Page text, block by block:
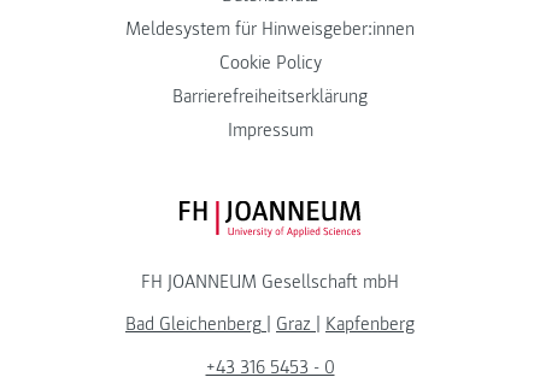
Meldesystem für Hinweisgeber:innen
Cookie Policy
Barrierefreiheitserklärung
Impressum
FH JOANNEUM Logo
FH JOANNEUM Gesellschaft mbH
Bad Gleichenberg
Graz
Kapfenberg
+43 316 5453 - 0